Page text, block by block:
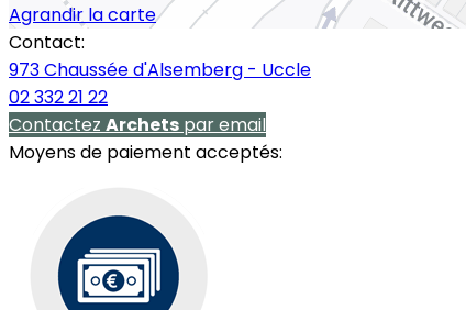
Agrandir la carte
Contact:
973 Chaussée d'Alsemberg - Uccle
02 332 21 22
Contactez Archets par email
Moyens de paiement acceptés: